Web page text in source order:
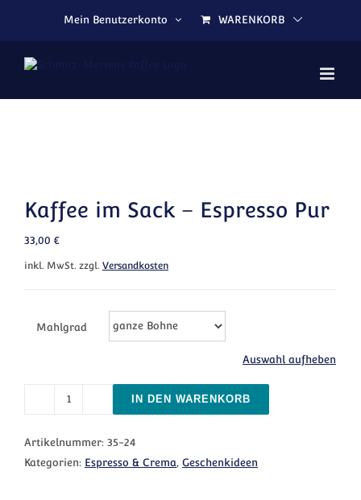
Mein Benutzerkonto
WARENKORB
Kaffee im Sack – Espresso Pur
33,00 €
inkl. MwSt. zzgl. Versandkosten
Mahlgrad
Auswahl aufheben
Kaffee im Sack - Espresso Pur Menge
IN DEN WARENKORB
Artikelnummer: 35-24
Kategorien: Espresso & Crema, Geschenkideen